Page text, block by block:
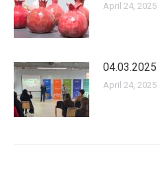
April 24, 2025
04.03.2025
April 24, 2025